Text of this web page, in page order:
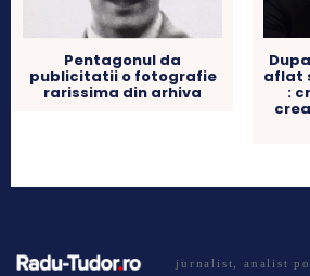
Pentagonul da
publicitatii o fotografie
rarissima din arhiva
aflat
:
jurnalist, analist